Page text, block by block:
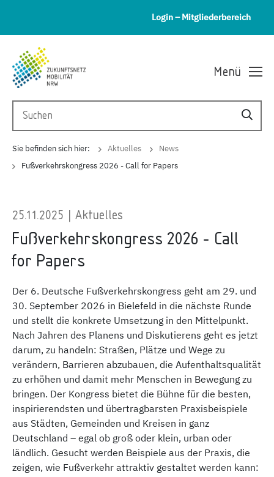
Login – Mitgliederbereich
Menü
Sie befinden sich hier: Aktuelles
News
Fußverkehrskongress 2026 - Call for Papers
25.11.2025 | Aktuelles
Fußverkehrskongress 2026 - Call
for Papers
Der 6. Deutsche Fußverkehrskongress geht am 29. und
30. September 2026 in Bielefeld in die nächste Runde
und stellt die konkrete Umsetzung in den Mittelpunkt.
Nach Jahren des Planens und Diskutierens geht es jetzt
darum, zu handeln: Straßen, Plätze und Wege zu
verändern, Barrieren abzubauen, die Aufenthaltsqualität
zu erhöhen und damit mehr Menschen in Bewegung zu
bringen. Der Kongress bietet die Bühne für die besten,
inspirierendsten und übertragbarsten Praxisbeispiele
aus Städten, Gemeinden und Kreisen in ganz
Deutschland – egal ob groß oder klein, urban oder
ländlich. Gesucht werden Beispiele aus der Praxis, die
zeigen, wie Fußverkehr attraktiv gestaltet werden kann: